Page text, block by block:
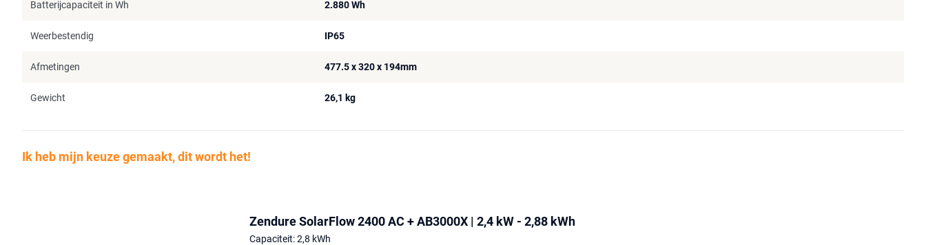
Batterijcapaciteit in Wh 2.880 Wh
Weerbestendig IP65
Afmetingen 477.5 x 320 x 194mm
Gewicht 26,1 kg
Ik heb mijn keuze gemaakt, dit wordt het!
Zendure SolarFlow 2400 AC + AB3000X | 2,4 kW - 2,88 kWh
Capaciteit: 2,8 kWh